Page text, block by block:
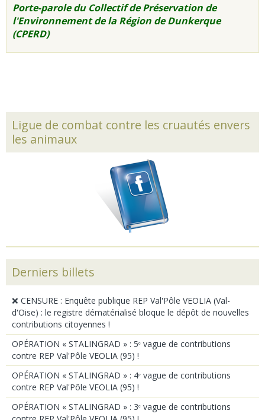
Porte-parole du Collectif de Préservation de
l'Environnement de la Région de Dunkerque
(CPERD)
Ligue de combat contre les cruautés envers
les animaux
Derniers billets
❌ CENSURE : Enquête publique REP Val'Pôle VEOLIA (Val-
d'Oise) : le registre dématérialisé bloque le dépôt de nouvelles
contributions citoyennes !
OPÉRATION « STALINGRAD » : 5ᵉ vague de contributions
contre REP Val'Pôle VEOLIA (95) !
OPÉRATION « STALINGRAD » : 4ᵉ vague de contributions
contre REP Val'Pôle VEOLIA (95) !
OPÉRATION « STALINGRAD » : 3ᵉ vague de contributions